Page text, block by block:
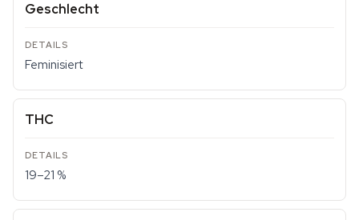
Geschlecht
Feminisiert
THC
19–21 %